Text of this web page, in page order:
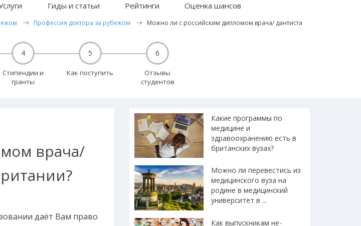
Гиды и статьи Рейтинги Оценка шансов
Профессия доктора за рубежом
Можно ли с российским дипломом врача/ дантиста
4
Стипендии и
гранты
5
Как поступить
6
Отзывы
студентов
врача/
даёт Вам право
Какие программы по
медицине и
здравоохранению есть в
британских вузах?
Можно ли перевестись из
медицинского вуза на
родине в медицинский
университет в ...
Как выпускникам не-